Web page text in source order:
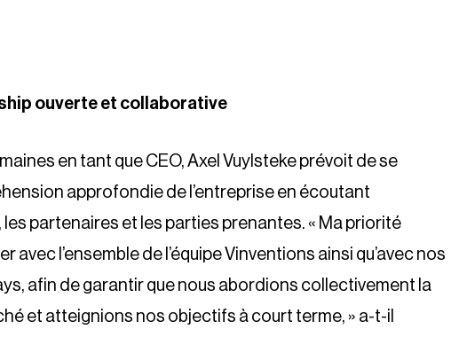
ouverte et collaborative
en tant que CEO, Axel Vuylsteke prévoit de se
approfondie de l’entreprise en écoutant
partenaires et les parties prenantes. « Ma priorité
avec l’ensemble de l’équipe Vinventions ainsi qu’avec nos
afin de garantir que nous abordions collectivement la
et atteignions nos objectifs à court terme, » a-t-il